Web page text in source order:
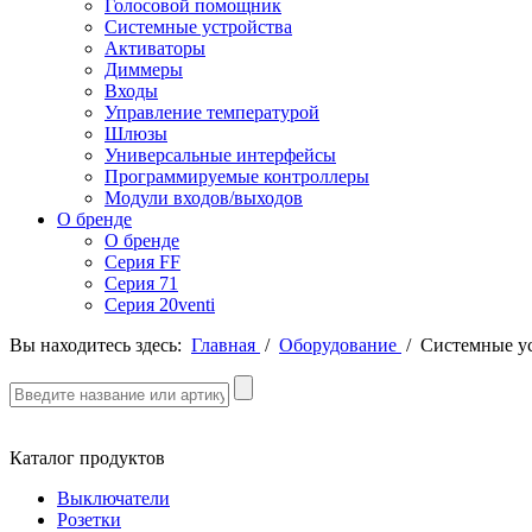
Голосовой помощник
Системные устройства
Активаторы
Диммеры
Входы
Управление температурой
Шлюзы
Универсальные интерфейсы
Программируемые контроллеры
Модули входов/выходов
О бренде
О бренде
Серия FF
Серия 71
Серия 20venti
Вы находитесь здесь: Главная / Оборудование / Системные
Каталог продуктов
Выключатели
Розетки